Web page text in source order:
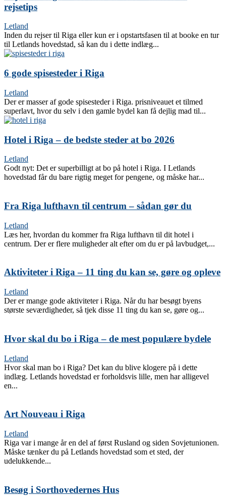
rejsetips
Letland
Inden du rejser til Riga eller kun er i opstartsfasen til at booke en tur
til Letlands hovedstad, så kan du i dette indlæg...
6 gode spisesteder i Riga
Letland
Der er masser af gode spisesteder i Riga. prisniveauet et tilmed
superlavt, hvor du selv i den gamle bydel kan få dejlig mad til...
Hotel i Riga – de bedste steder at bo 2026
Letland
Godt nyt: Det er superbilligt at bo på hotel i Riga. I Letlands
hovedstad får du bare rigtig meget for pengene, og måske har...
Fra Riga lufthavn til centrum – sådan gør du
Letland
Læs her, hvordan du kommer fra Riga lufthavn til dit hotel i
centrum. Der er flere muligheder alt efter om du er på lavbudget,...
Aktiviteter i Riga – 11 ting du kan se, gøre og opleve
Letland
Der er mange gode aktiviteter i Riga. Når du har besøgt byens
største seværdigheder, så tjek disse 11 ting du kan se, gøre og...
Hvor skal du bo i Riga – de mest populære bydele
Letland
Hvor skal man bo i Riga? Det kan du blive klogere på i dette
indlæg. Letlands hovedstad er forholdsvis lille, men har alligevel
en...
Art Nouveau i Riga
Letland
Riga var i mange år en del af først Rusland og siden Sovjetunionen.
Måske tænker du på Letlands hovedstad som et sted, der
udelukkende...
Besøg i Sorthovedernes Hus